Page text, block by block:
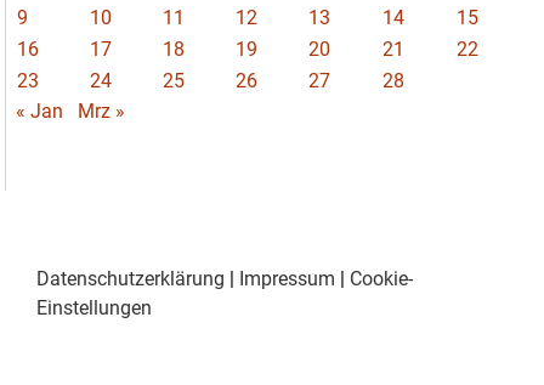
9
10 11 12 13 14
15
16
17 18 19 20 21
22
23
24 25 26 27
28
« Jan
Mrz »
Datenschutzerklärung Impressum
Cookie-
Einstellungen